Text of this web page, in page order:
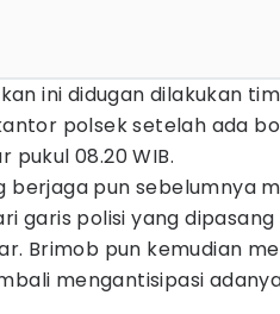
ini didugan dilakukan
polsek setelah ada
08.20 WIB.
berjaga pun sebelumnya
garis polisi yang dipasang
Brimob pun kemudian
mengantisipasi